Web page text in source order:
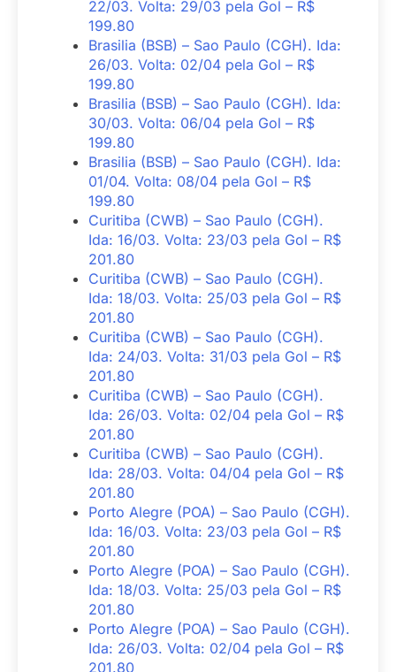
22/03. Volta: 29/03 pela Gol – R$
199.80
Brasilia (BSB) – Sao Paulo (CGH). Ida:
26/03. Volta: 02/04 pela Gol – R$
199.80
Brasilia (BSB) – Sao Paulo (CGH). Ida:
30/03. Volta: 06/04 pela Gol – R$
199.80
Brasilia (BSB) – Sao Paulo (CGH). Ida:
01/04. Volta: 08/04 pela Gol – R$
199.80
Curitiba (CWB) – Sao Paulo (CGH).
Ida: 16/03. Volta: 23/03 pela Gol – R$
201.80
Curitiba (CWB) – Sao Paulo (CGH).
Ida: 18/03. Volta: 25/03 pela Gol – R$
201.80
Curitiba (CWB) – Sao Paulo (CGH).
Ida: 24/03. Volta: 31/03 pela Gol – R$
201.80
Curitiba (CWB) – Sao Paulo (CGH).
Ida: 26/03. Volta: 02/04 pela Gol – R$
201.80
Curitiba (CWB) – Sao Paulo (CGH).
Ida: 28/03. Volta: 04/04 pela Gol – R$
201.80
Porto Alegre (POA) – Sao Paulo (CGH).
Ida: 16/03. Volta: 23/03 pela Gol – R$
201.80
Porto Alegre (POA) – Sao Paulo (CGH).
Ida: 18/03. Volta: 25/03 pela Gol – R$
201.80
Porto Alegre (POA) – Sao Paulo (CGH).
Ida: 26/03. Volta: 02/04 pela Gol – R$
201.80